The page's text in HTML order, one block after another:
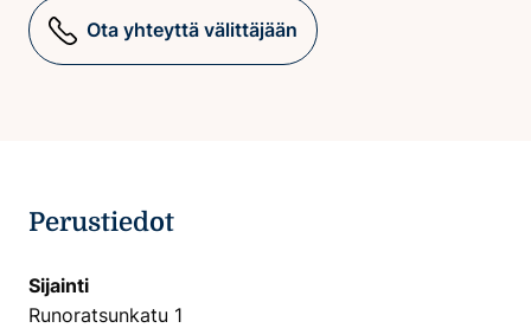
Ota yhteyttä välittäjään
Perustiedot
Sijainti
Runoratsunkatu 1